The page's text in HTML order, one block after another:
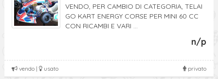
VENDO, PER CAMBIO DI CATEGORIA, TELAI
GO KART ENERGY CORSE PER MINI 60 CC
CON RICAMBI E VARI ...
n/p
privato
vendo | usato